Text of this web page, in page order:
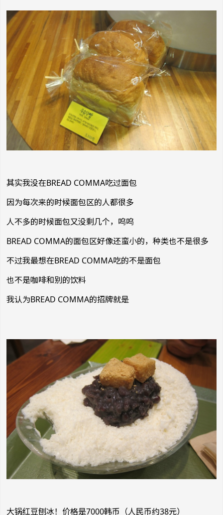
其实我没在BREAD COMMA吃过面包
因为每次来的时候面包区的人都很多
人不多的时候面包又没剩几个，呜呜
BREAD COMMA的面包区好像还蛮小的，种类也不是很多
不过我最想在BREAD COMMA吃的不是面包
也不是咖啡和别的饮料
我认为BREAD COMMA的招牌就是
大锅红豆刨冰！价格是7000韩币（人民币约38元）